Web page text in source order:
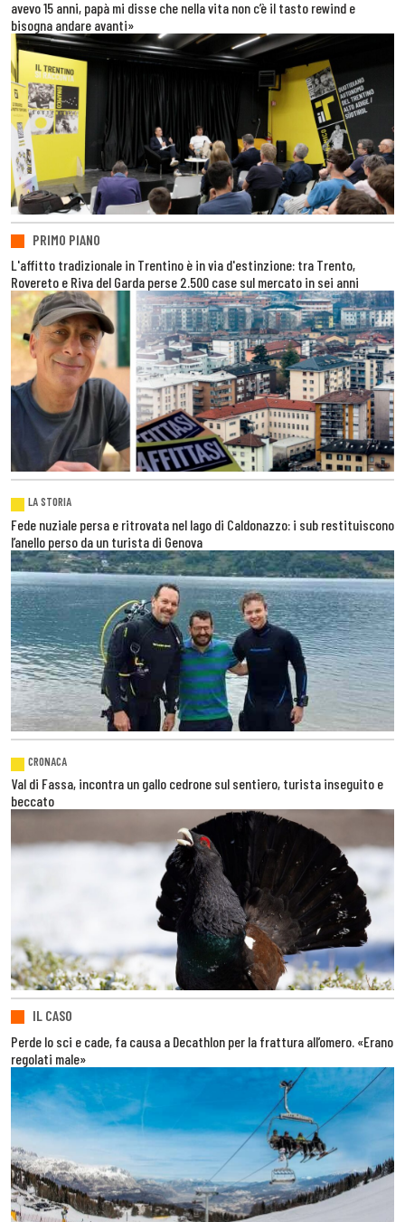
avevo 15 anni, papà mi disse che nella vita non c’è il tasto rewind e
bisogna andare avanti»
PRIMO PIANO
L'affitto tradizionale in Trentino è in via d'estinzione: tra Trento,
Rovereto e Riva del Garda perse 2.500 case sul mercato in sei anni
LA STORIA
Fede nuziale persa e ritrovata nel lago di Caldonazzo: i sub restituiscono
l’anello perso da un turista di Genova
CRONACA
Val di Fassa, incontra un gallo cedrone sul sentiero, turista inseguito e
beccato
IL CASO
Perde lo sci e cade, fa causa a Decathlon per la frattura all’omero. «Erano
regolati male»